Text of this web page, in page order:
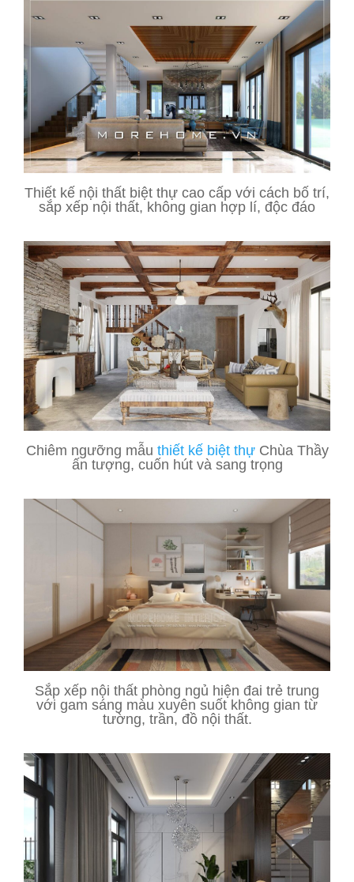
Thiết kế nội thất biệt thự cao cấp với cách bố trí,
sắp xếp nội thất, không gian hợp lí, độc đáo
Chiêm ngưỡng mẫu thiết kế biệt thựChùa Thầy
ấn tượng, cuốn hút và sang trọng
Sắp xếp nội thất phòng ngủ hiện đai trẻ trung
với gam sáng màu xuyên suốt không gian từ
tường, trần, đồ nội thất.